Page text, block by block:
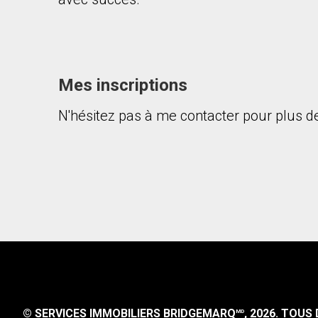
En cliquant sur le bouton « soumettre », vous
Mes inscriptions
N'hésitez pas à me contacter pour plus
© SERVICES IMMOBILIERS BRIDGEMARQMD, 2026. TOUS